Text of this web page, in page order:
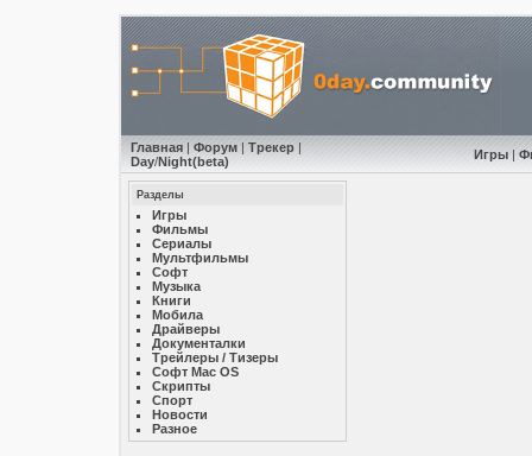
Главная| Форум| Трекер|
Day/Night(beta) Игры|
Разделы
Игры
Фильмы
Сериалы
Мультфильмы
Софт
Музыкa
Книги
Мобила
Драйверы
Документалки
Трейлеры / Тизеры
Софт Mac OS
Скрипты
Спорт
Новости
Разное